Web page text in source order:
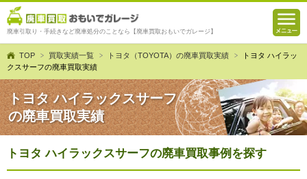
廃車引取り・手続きなど廃車処分のことなら【廃車買取おもいでガレージ】
TOP 買取実績一覧 トヨタ（TOYOTA）の廃車買取実績
トヨタ ハイラッ
クスサーフの廃車買取実績
トヨタ ハイラックスサーフ
の廃車買取実績
トヨタ ハイラックスサーフの廃車買取事例を探す